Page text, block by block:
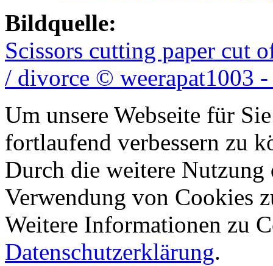
Bildquelle:
Scissors cutting paper cut
/ divorce © weerapat1003
Um unsere Webseite für
fortlaufend verbessern zu
Durch die weitere Nutzung
Verwendung von Cookies
Weitere Informationen zu
Datenschutzerklärung.